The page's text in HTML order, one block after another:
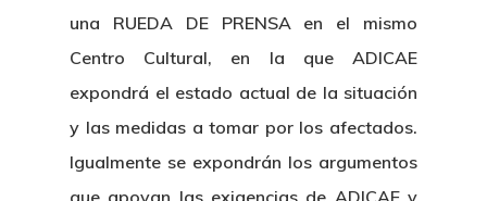
una RUEDA DE PRENSA en el mismo
Centro Cultural, en la que ADICAE
expondrá el estado actual de la situación
y las medidas a tomar por los afectados.
Igualmente se expondrán los argumentos
que apoyan las exigencias de ADICAE y